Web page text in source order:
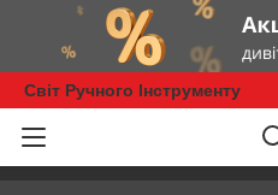
Світ Ручного Інструменту